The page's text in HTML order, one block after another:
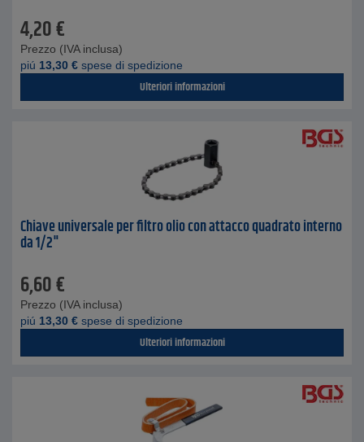
4,20€
Prezzo (IVA inclusa)
piú 13,30 € spese di spedizione
Ulteriori informazioni
Chiave universale per filtro olio con attacco quadrato interno
da 1/2"
6,60€
Prezzo (IVA inclusa)
piú 13,30 € spese di spedizione
Ulteriori informazioni